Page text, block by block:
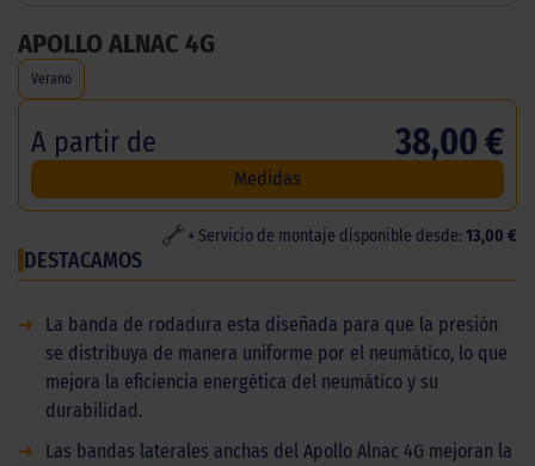
APOLLO ALNAC 4G
Verano
A partir de 38,00 €
Medidas
+ Servicio de montaje disponible desde: 13,00 €
DESTACAMOS
➜
La banda de rodadura esta diseñada para que la presión
se distribuya de manera uniforme por el neumático, lo que
mejora la eficiencia energética del neumático y su
durabilidad.
➜
Las bandas laterales anchas del Apollo Alnac 4G mejoran la